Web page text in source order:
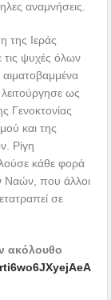
αναμνήσεις.
της Ιεράς
τις ψυχές όλων
ως
Γενοκτονίας
και της
Ρίγη
κάθε φορά
Ναών, που άλλοι
σε
ακόλουθο